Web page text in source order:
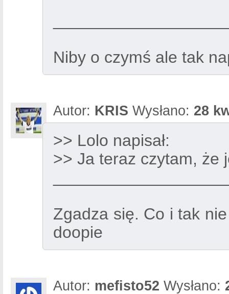
Niby o czymś ale tak
Autor: KRIS Wysłano: 28
>> Lolo napisał:
>> Ja teraz czytam, że
Zgadza się. Co i tak
doopie
Autor: mefisto52 Wysłano: